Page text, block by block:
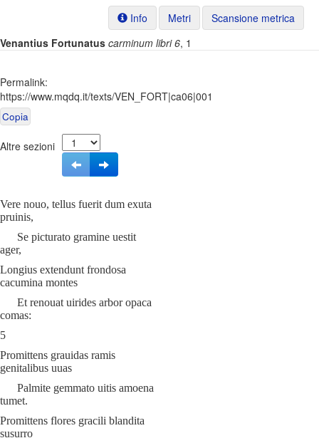
Info Metri
Scansione metrica
Venantius Fortunatus carminum libri 6, 1
Permalink:
https://www.mqdq.it/texts/VEN_FORT|ca06|001
Copia
Altre sezioni
Vere nouo, tellus fuerit dum exuta
pruinis,
Se picturato gramine uestit
ager,
Longius extendunt frondosa
cacumina montes
Et renouat uirides arbor opaca
comas:
5
Promittens grauidas ramis
genitalibus uuas
Palmite gemmato uitis amoena
tumet.
Promittens flores gracili blandita
susurro